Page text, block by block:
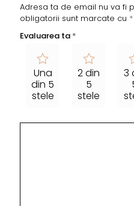
Adresa ta de email nu va fi
obligatorii sunt marcate cu *
Evaluarea ta *
Una
din 5
stele
2 din
5
stele
3